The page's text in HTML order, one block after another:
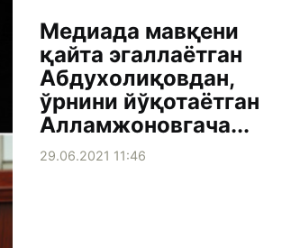
Медиада мавқени
қайта эгаллаётган
Абдухолиқовдан,
ўрнини йўқотаётган
Алламжоновгача...
29.06.2021 11:46